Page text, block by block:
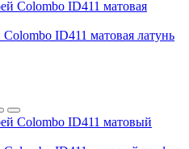
ID411 матовая латунь